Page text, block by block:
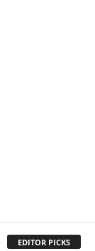
EDITOR PICKS